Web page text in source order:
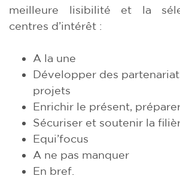
meilleure lisibilité et la
centres d’intérêt :
A la une
Développer des
projets
Enrichir le présent,
Sécuriser et soutenir la
Equi’focus
A ne pas manquer
En bref.